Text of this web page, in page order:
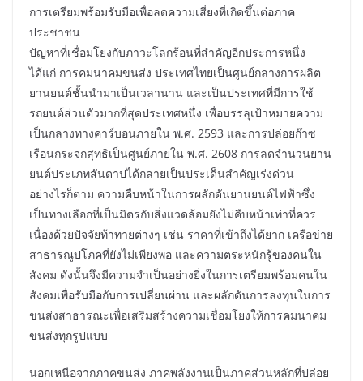
การเตรียมพร้อมรับมือเพื่อลดความเสี่ยงที่เกิดขึ้นต่อภาค
ประชาชน
ปัญหาที่เชื่อมโยงกับภาวะโลกร้อนที่สำคัญอีกประการหนึ่ง
ได้แก่ การคมนาคมขนส่ง ประเทศไทยเป็นศูนย์กลางการผลิต
ยานยนต์ชั้นนำมาเป็นเวลานาน และเป็นประเทศที่มีการใช้
รถยนต์ส่วนตัวมากที่สุดประเทศหนึ่ง เพื่อบรรลุเป้าหมายความ
เป็นกลางทางคาร์บอนภายใน พ.ศ. 2593 และการปล่อยก๊าซ
เรือนกระจกสุทธิเป็นศูนย์ภายใน พ.ศ. 2608 การลดจำนวนยาน
ยนต์ประเภทสันดาปได้กลายเป็นประเด็นสำคัญเร่งด่วน
อย่างไรก็ตาม ความคืบหน้าในการผลักดันยานยนต์ไฟฟ้าซึ่ง
เป็นทางเลือกที่เป็นมิตรกับสิ่งแวดล้อมยังไม่คืบหน้าเท่าที่ควร
เนื่องด้วยปัจจัยท้าทายต่างๆ เช่น ราคาที่เข้าถึงได้ยาก เครือข่าย
สาธารณูปโภคที่ยังไม่เพียงพอ และความตระหนักรู้ของคนใน
สังคม ดังนั้นจึงมีความจำเป็นอย่างยิ่งในการเตรียมพร้อมคนใน
สังคมเพื่อรับมือกับการเปลี่ยนผ่าน และผลักดันการลงทุนในการ
ขนส่งสาธารณะเพื่อเสริมสร้างความเชื่อมโยงให้การคมนาคม
ขนส่งทุกรูปแบบ
นอกเหนือจากภาคขนส่ง ภาคพลังงานเป็นภาคส่วนหลักที่ปล่อย